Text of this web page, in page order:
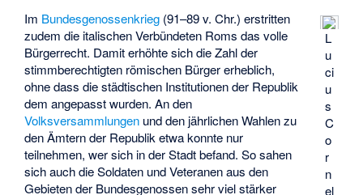
L
u
ci
u
s
C
o
r
n
el
Im Bundesgenossenkrieg (91–89 v. Chr.) erstritten
zudem die italischen Verbündeten Roms das volle
Bürgerrecht. Damit erhöhte sich die Zahl der
stimmberechtigten römischen Bürger erheblich,
ohne dass die städtischen Institutionen der Republik
dem angepasst wurden. An den
Volksversammlungen und den jährlichen Wahlen zu
den Ämtern der Republik etwa konnte nur
teilnehmen, wer sich in der Stadt befand. So sahen
sich auch die Soldaten und Veteranen aus den
Gebieten der Bundesgenossen sehr viel stärker